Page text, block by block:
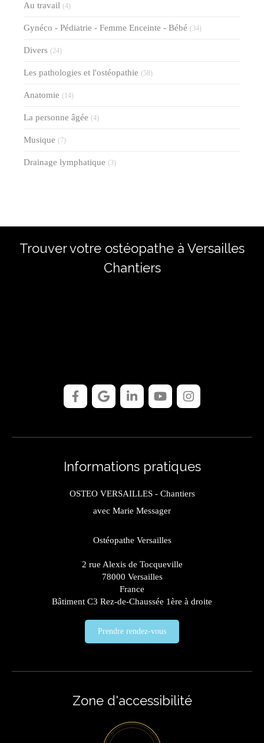
Au travail (4)
Gynéco - Pédiatrie - Femme Enceinte - Bébé (34)
Divers (24)
Les pathologies et l'ostéopathie (58)
Anatomie (14)
La personne âgée (4)
Musique (7)
Drainage lymphatique (3)
Trouver votre ostéopathe à Versailles
Chantiers
Informations pratiques
OSTEO VERSAILLES - Chantiers
avec Marie Messager
Ostéopathe Versailles
2 rue Alexis de Tocqueville
78000 Versailles
France
Bâtiment C3 Rez-de-Chaussée 1ère à droite
Prendre rendez-vous
Zone d'accessibilité